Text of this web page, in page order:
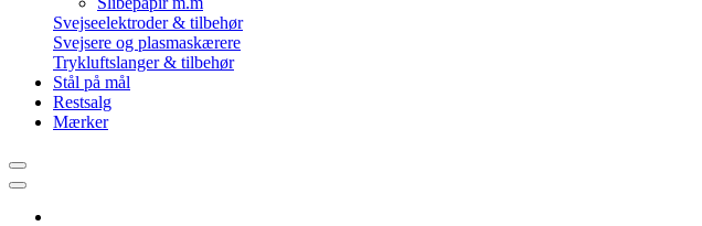
Svejseelektroder & tilbehør
Svejsere og plasmaskærere
Trykluftslanger & tilbehør
Stål på mål
Restsalg
Mærker